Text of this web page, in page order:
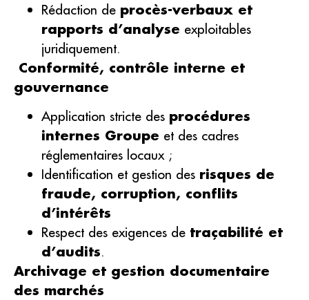
Rédaction de procès-verbaux et
rapports d’analyse exploitables
juridiquement.
Conformité, contrôle interne et
gouvernance
Application stricte des procédures
internes Groupe et des cadres
réglementaires locaux ;
Identification et gestion des risques de
fraude, corruption, conflits
d’intérêts
Respect des exigences de traçabilité et
d’audits.
Archivage et gestion documentaire
des marchés